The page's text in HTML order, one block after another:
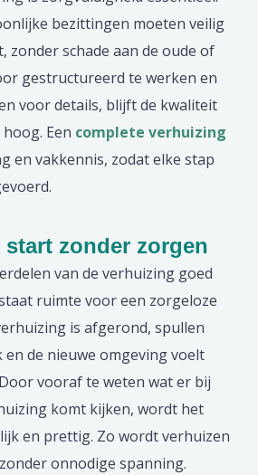
bezittingen moeten veilig
zonder schade aan de oude of
gestructureerd te werken en
voor details, blijft de kwaliteit
Een complete verhuizing
en vakkennis, zodat elke stap
start zonder zorgen
van de verhuizing goed
ruimte voor een zorgeloze
is afgerond, spullen
de nieuwe omgeving voelt
vooraf te weten wat er bij
komt kijken, wordt het
en prettig. Zo wordt verhuizen
onnodige spanning.